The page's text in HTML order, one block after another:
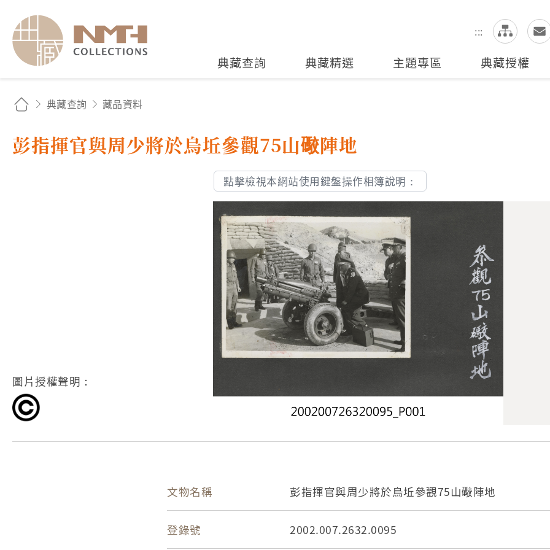
:::
全站搜尋
典藏查詢 典藏精選 主題專區 典藏授權
典藏查詢 藏品資料
彭指揮官與周少將於烏坵參觀75山礮陣地
點擊檢視本網站使用鍵盤操作相簿說明：
圖片授權聲明：
文物名稱 彭指揮官與周少將於烏坵參觀75山礮陣地
登錄號 2002.007.2632.0095